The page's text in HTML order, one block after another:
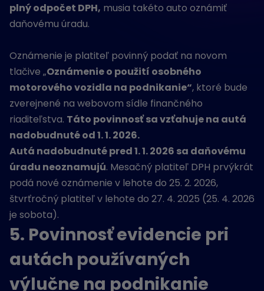
plný odpočet DPH, musia takéto auto oznámiť
daňovému úradu.
Oznámenie je platiteľ povinný podať na novom
tlačive „Oznámenie o použití osobného
motorového vozidla na podnikanie“, ktoré bude
zverejnené na webovom sídle finančného
riaditeľstva. Táto povinnosť sa vzťahuje na autá
nadobudnuté od 1. 1. 2026.
Autá nadobudnuté pred 1. 1. 2026 sa daňovému
úradu neoznamujú. Mesačný platiteľ DPH prvýkrát
podá nové oznámenie v lehote do 25. 2. 2026,
štvrťročný platiteľ v lehote do 27. 4. 2025 (25. 4. 2026
je sobota).
5. Povinnosť evidencie pri
autách používaných
výlučne na podnikanie